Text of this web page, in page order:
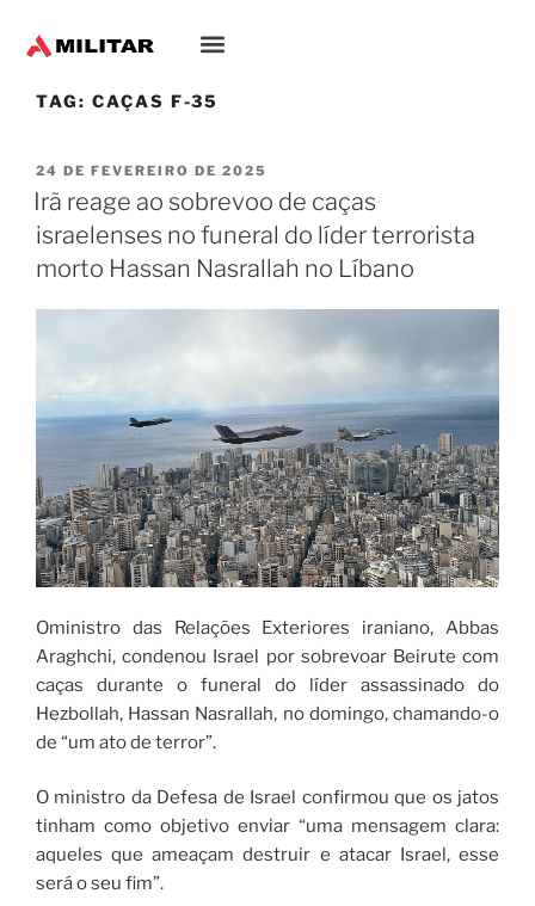
TAG: CAÇAS F-35
24 DE FEVEREIRO DE 2025
Irã reage ao sobrevoo de caças
israelenses no funeral do líder terrorista
morto Hassan Nasrallah no Líbano
Oministro das Relações Exteriores iraniano, Abbas
Araghchi, condenou Israel por sobrevoar Beirute com
caças durante o funeral do líder assassinado do
Hezbollah, Hassan Nasrallah, no domingo, chamando-o
de “um ato de terror”.
O ministro da Defesa de Israel confirmou que os jatos
tinham como objetivo enviar “uma mensagem clara:
aqueles que ameaçam destruir e atacar Israel, esse
será o seu fim”.